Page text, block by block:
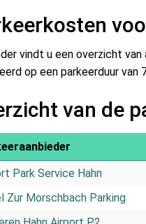
vindt u een overzicht
op een parkeerduur van
van de
Park Service Hahn
Zur Morschbach Parking